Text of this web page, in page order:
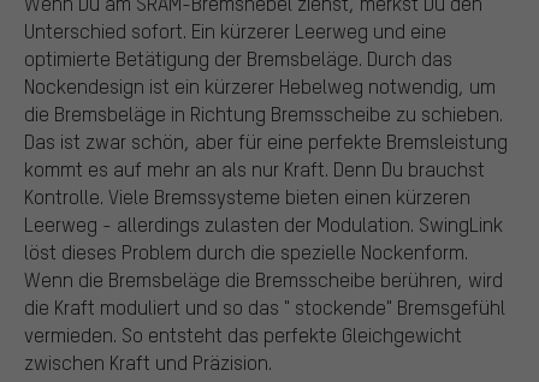
Unterschied sofort. Ein kürzerer Leerweg und eine
optimierte Betätigung der Bremsbeläge. Durch das
Nockendesign ist ein kürzerer Hebelweg notwendig, um
die Bremsbeläge in Richtung Bremsscheibe zu schieben.
Das ist zwar schön, aber für eine perfekte Bremsleistung
kommt es auf mehr an als nur Kraft. Denn Du brauchst
Kontrolle. Viele Bremssysteme bieten einen kürzeren
Leerweg - allerdings zulasten der Modulation. SwingLink
löst dieses Problem durch die spezielle Nockenform.
Wenn die Bremsbeläge die Bremsscheibe berühren, wird
die Kraft moduliert und so das " stockende" Bremsgefühl
vermieden. So entsteht das perfekte Gleichgewicht
zwischen Kraft und Präzision.